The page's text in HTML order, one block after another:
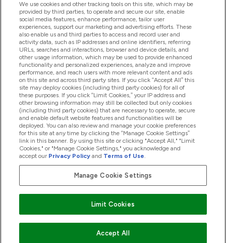
Segítség És Információ
Termékek
Céginformáció
Hűség És Jutalmak
2026 The Hut.com Ltd
We use cookies and other tracking tools on this site, which may be
provided by third parties, to operate and secure our site, enable
social media features, enhance performance, tailor user
experiences, support our marketing and advertising efforts. These
also enable us and third parties to access and record user and
activity data, such as IP addresses and online identifiers, referring
URLs, searches and interactions, browser and device details, and
other usage information, which may be used to provide enhanced
functionality and personalized experiences, analyze and improve
performance, and reach users with more relevant content and ads
on this site and across third party sites. If you click “Accept All” this
site may deploy cookies (including third party cookies) for all of
these purposes. If you click “Limit Cookies,” your IP address and
other browsing information may still be collected but only cookies
(including third party cookies) that are necessary to operate, secure
and enable default website features and functionalities will be
deployed. You can also review and manage your cookie preferences
for this site at any time by clicking the “Manage Cookie Settings”
link in this banner. By using this site or clicking "Accept All," "Limit
Cookies," or "Manage Cookie Settings," you acknowledge and
accept our Privacy Policy and Terms of Use.
Manage Cookie Settings
Limit Cookies
Accept All